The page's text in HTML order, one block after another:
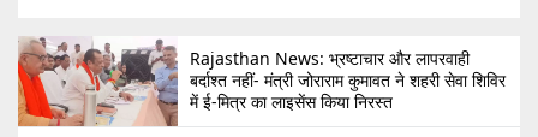
Rajasthan News: भ्रष्टाचार और लापरवाही
बर्दाश्त नहीं- मंत्री जोराराम कुमावत ने शहरी सेवा शिविर
में ई-मित्र का लाइसेंस किया निरस्त